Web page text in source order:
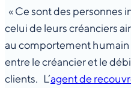
« Ce sont des personnes
celui de leurs créanciers
au comportement humain
entre le créancier et le
clients. L’agent de